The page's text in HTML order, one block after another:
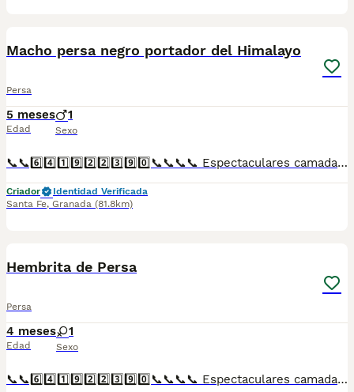
Macho persa negro portador del Himalayo
Persa
5 meses
Edad
1
Sexo
📞📞6️⃣4️⃣1️⃣9️⃣2️⃣2️⃣3️⃣9️⃣0️⃣📞📞📞📞 Espectaculares camadas de gatitos de persa negro portados del himalayo nacionales descendientes de las mejores líneas de sangre. Disponibles tanto hembras como machos. Las camadas están bajo supervisión veterinaria desde su nacimiento hasta que son entregadas a su nueva familia. Criados por un equipo de profesionales y mejores personas que, con más de 20 años de experiencia , cuidan a los animales por vocación, aplicando una cría ética y responsable para que cada cachorro se desarrolle con la mejor salud y con un buen temperamento. Todos los cachorritos se entregan con unos dos meses y medio de edad y sus vacunas correspondientes, desparasitados interna y externamente, con certificado de salud, y garantía tanto por enfermedad vírica como congénito genética. Posibilidad de entregar en toda España mediante transporte propio preparado para animales y con chofer privado. Los precios pueden variar según las características y morfología de cada cachorro. Añádenos al whats app o llámanos, y encantados atenderemos todas tus dudas y consultas. Teléfono / Whats app: 641 92 23 90
Criador
Identidad Verificada
Santa Fe, Granada (81.8km)
Hembrita de Persa
Persa
4 meses
Edad
1
Sexo
📞📞6️⃣4️⃣1️⃣9️⃣2️⃣2️⃣3️⃣9️⃣0️⃣📞📞📞📞 Espectaculares camadas de perritos de persa nacionales descendientes de las mejores líneas de sangre. Disponibles tanto hembras como machos. Las camadas están bajo supervisión veterinaria desde su nacimiento hasta que son entregadas a su nueva familia. Criados por un equipo de profesionales y mejores personas que, con más de 20 años de experiencia , cuidan a los animales por vocación, aplicando una cría ética y responsable para que cada cachorro se desarrolle con la mejor salud y con un buen temperamento. Todos los cachorritos se entregan con unos dos meses y medio de edad y sus vacunas correspondientes, desparasitados interna y externamente, con certificado de salud, y garantía tanto por enfermedad vírica como congénito genética. Posibilidad de entregar en toda España mediante transporte propio preparado para animales y con chofer privado. Los precios pueden variar según las características y morfología de cada cachorro. Añádenos al whats app o llámanos, y encantados atenderemos todas tus dudas y consultas. Teléfono / Whats app: 641 92 23 90